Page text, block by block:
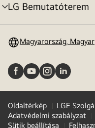
LG Bemutatóterem
menu
Magyarország, Magyar
Oldaltérkép
LGE
Adatvédelmi szabályzat
Sütik beállítása